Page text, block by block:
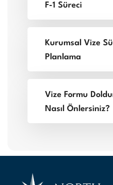
F-1 Süreci
Kurumsal Vize
Planlama
Vize Formu
Nasıl Önlersiniz?